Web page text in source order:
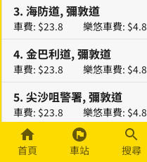
3. 海防道, 彌敦道
車費: $23.8 樂悠車費: $4.8
4. 金巴利道, 彌敦道
車費: $23.8 樂悠車費: $4.8
5. 尖沙咀警署, 彌敦道
車費: $23.8 樂悠車費: $4.8
.佐敦站, 彌敦道
車費: $23.8 樂悠車費: $4.8
首頁 車站 搜尋